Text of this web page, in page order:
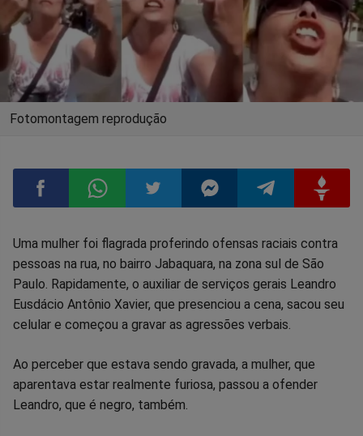
Fotomontagem reprodução
Compartilhar
no
Facebook
Compartilhar
no
Whatsapp
Compartilhar
no
Twitter
Compartilhar
no
Messenger
Compartilhar
no
Telegram
no
Uma mulher foi flagrada proferindo ofensas raciais contra
pessoas na rua, no bairro Jabaquara, na zona sul de São
Paulo. Rapidamente, o auxiliar de serviços gerais Leandro
Eusdácio Antônio Xavier, que presenciou a cena, sacou seu
celular e começou a gravar as agressões verbais.
Ao perceber que estava sendo gravada, a mulher, que
aparentava estar realmente furiosa, passou a ofender
Leandro, que é negro, também.